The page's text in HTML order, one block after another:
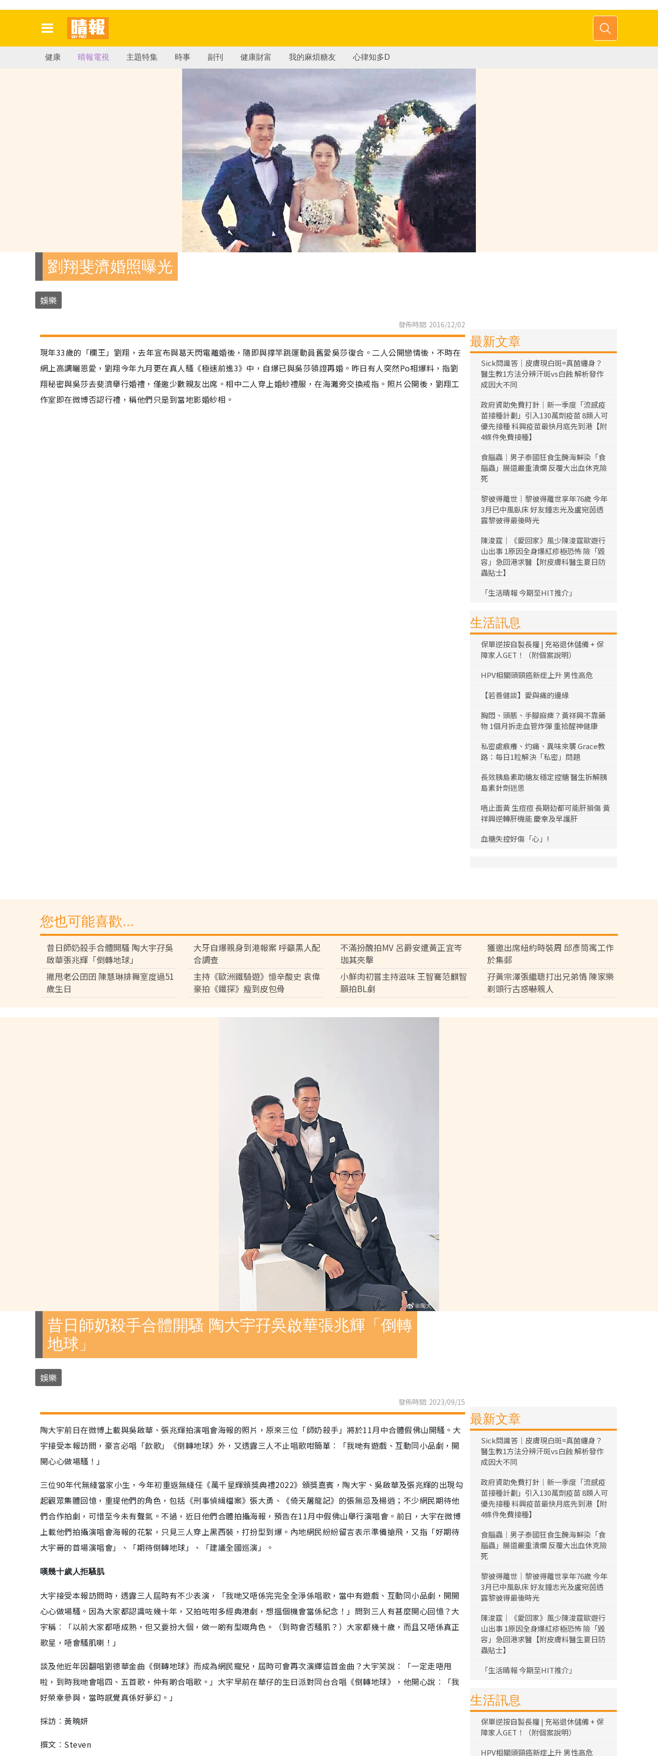
健康 晴報電視 主題特集 時事 副刊 健康財富 我的麻煩糖友 心律知多D
劉翔斐濟婚照曝光
娛樂
發佈時間: 2016/12/02
現年33歲的「欄王」劉翔，去年宣布與葛天閃電離婚後，隨即與撑竿跳運動員舊愛吳莎復合。二人公開戀情後，不時在
網上高調曬恩愛，劉翔今年九月更在真人騷《極速前進3》中，自爆已與吳莎領證再婚。昨日有人突然Po相爆料，指劉
翔秘密與吳莎去斐濟舉行婚禮，僅邀少數親友出席。相中二人穿上婚紗禮服，在海灘旁交換戒指。照片公開後，劉翔工
作室即在微博否認行禮，稱他們只是到當地影婚紗相。
最新文章
Sick問識答｜皮膚現白斑=真菌纏身？
醫生教1方法分辨汗斑vs白蝕 解析發作
成因大不同
政府資助免費打針｜新一季度「流感疫
苗接種計劃」引入130萬劑疫苗 8類人可
優先接種 科興疫苗最快月底先到港【附
4條件免費接種】
食腦蟲｜男子泰國狂食生醃海鮮染「食
腦蟲」腸道嚴重潰爛 反覆大出血休克險
死
黎彼得離世｜黎彼得離世享年76歲 今年
3月已中風臥床 好友鍾志光及盧宛茵透
露黎彼得最後時光
陳浚霆｜《愛回家》風少陳浚霆歐遊行
山出事 1原因全身爆紅疹極恐怖 險「毀
容」急回港求醫【附皮膚科醫生夏日防
蟲貼士】
「生活晴報 今期至HIT推介」
生活訊息
保單逆按自製長糧 | 充裕退休儲備 + 保
障家人GET！（附個案說明）
HPV相關頭頸癌新症上升 男性高危
【若善健談】愛與痛的邊緣
胸悶、頭脹、手腳麻痺？黃祥興不靠藥
物 1個月拆走血管炸彈 重拾醒神健康
私密處痕癢、灼痛、異味來襲 Grace教
路：每日1粒解決「私密」問題
長效胰島素助糖友穩定控糖 醫生拆解胰
島素針劑迷思
唔止面黃 生痘痘 長期攰都可能肝損傷 黃
祥興逆轉肝機能 慶幸及早護肝
血糖失控好傷「心」!
您也可能喜歡...
昔日師奶殺手合體開騷 陶大宇孖吳
啟華張兆輝「倒轉地球」
大牙自爆親身到港報案 呼籲黑人配
合調查
不滿扮醜拍MV 呂爵安遭黃正宜岑
珈其夾擊
獲邀出席紐約時裝周 邱彥筒寓工作
於集郵
撇甩老公囝囝 陳慧琳排舞室度過51
歲生日
主持《歐洲鐵騎遊》憶辛酸史 袁偉
豪拍《鐵探》瘦到皮包骨
小鮮肉初嘗主持滋味 王智騫范麒智
願拍BL劇
孖黃宗澤張繼聰打出兄弟情 陳家樂
剃頭行古惑嚇親人
昔日師奶殺手合體開騷 陶大宇孖吳啟華張兆輝「倒轉
地球」
娛樂
發佈時間: 2023/09/15
陶大宇前日在微博上載與吳啟華、張兆輝拍演唱會海報的照片，原來三位「師奶殺手」將於11月中合體假佛山開騷。大
宇接受本報訪問，豪言必唱「飲歌」《倒轉地球》外，又透露三人不止唱歌咁簡單︰「我哋有遊戲、互動同小品劇，開
開心心做場騷！」
三位90年代無綫當家小生，今年初重返無綫任《萬千星輝頒獎典禮2022》頒獎嘉賓，陶大宇、吳啟華及張兆輝的出現勾
起觀眾集體回憶，重提他們的角色，包括《刑事偵緝檔案》張大勇、《倚天屠龍記》的張無忌及楊逍；不少網民期待他
們合作拍劇，可惜至今未有聲氣。不過，近日他們合體拍攝海報，預告在11月中假佛山舉行演唱會。前日，大宇在微博
上載他們拍攝演唱會海報的花絮，只見三人穿上黑西裝，打扮型到爆。內地網民紛紛留言表示準備搶飛，又指「好期待
大宇哥的首場演唱會」、「期待倒轉地球」、「建議全國巡演」。
嘆幾十歲人拒騷肌
大宇接受本報訪問時，透露三人屆時有不少表演，「我哋又唔係完完全全淨係唱歌，當中有遊戲、互動同小品劇，開開
心心做場騷。因為大家都認識咗幾十年，又拍咗咁多經典港劇，想搵個機會當係紀念！」問到三人有甚麼開心回憶？大
宇稱︰「以前大家都唔成熟，但又要扮大個，做一啲有型嘅角色。（到時會否騷肌？）大家都幾十歲，而且又唔係真正
歌星，唔會騷肌喇！」
談及他近年因翻唱劉德華金曲《倒轉地球》而成為網民寵兒，屆時可會再次演繹這首金曲？大宇笑說︰「一定走唔甩
啦，到時我哋會唱四、五首歌，仲有啲合唱歌。」大宇早前在華仔的生日派對同台合唱《倒轉地球》，他開心說︰「我
好榮幸參與，當時感覺真係好夢幻。」
採訪︰黃曉妍
撰文︰Steven
最新文章
Sick問識答｜皮膚現白斑=真菌纏身？
醫生教1方法分辨汗斑vs白蝕 解析發作
成因大不同
政府資助免費打針｜新一季度「流感疫
苗接種計劃」引入130萬劑疫苗 8類人可
優先接種 科興疫苗最快月底先到港【附
4條件免費接種】
食腦蟲｜男子泰國狂食生醃海鮮染「食
腦蟲」腸道嚴重潰爛 反覆大出血休克險
死
黎彼得離世｜黎彼得離世享年76歲 今年
3月已中風臥床 好友鍾志光及盧宛茵透
露黎彼得最後時光
陳浚霆｜《愛回家》風少陳浚霆歐遊行
山出事 1原因全身爆紅疹極恐怖 險「毀
容」急回港求醫【附皮膚科醫生夏日防
蟲貼士】
「生活晴報 今期至HIT推介」
生活訊息
保單逆按自製長糧 | 充裕退休儲備 + 保
障家人GET！（附個案說明）
HPV相關頭頸癌新症上升 男性高危